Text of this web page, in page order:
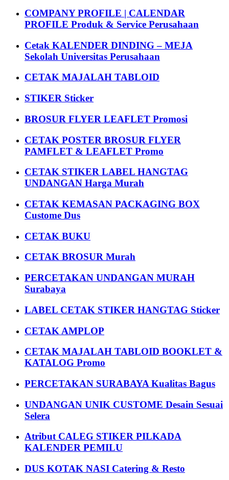
COMPANY PROFILE | CALENDAR
PROFILE Produk & Service Perusahaan
Cetak KALENDER DINDING – MEJA
Sekolah Universitas Perusahaan
CETAK MAJALAH TABLOID
STIKER Sticker
BROSUR FLYER LEAFLET Promosi
CETAK POSTER BROSUR FLYER
PAMFLET & LEAFLET Promo
CETAK STIKER LABEL HANGTAG
UNDANGAN Harga Murah
CETAK KEMASAN PACKAGING BOX
Custome Dus
CETAK BUKU
CETAK BROSUR Murah
PERCETAKAN UNDANGAN MURAH
Surabaya
LABEL CETAK STIKER HANGTAG Sticker
CETAK AMPLOP
CETAK MAJALAH TABLOID BOOKLET &
KATALOG Promo
PERCETAKAN SURABAYA Kualitas Bagus
UNDANGAN UNIK CUSTOME Desain Sesuai
Selera
Atribut CALEG STIKER PILKADA
KALENDER PEMILU
DUS KOTAK NASI Catering & Resto